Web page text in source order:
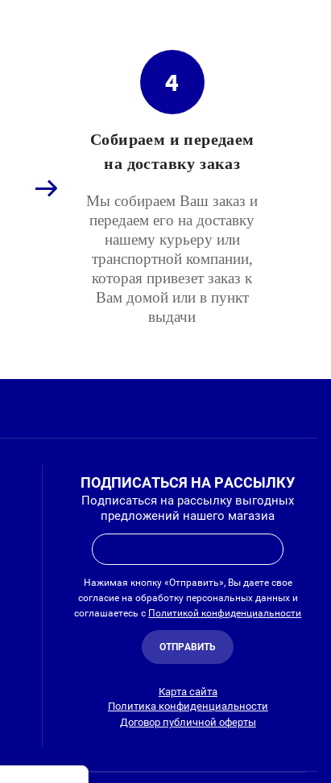
4
Собираем и передаем
на доставку заказ
Мы собираем Ваш заказ и
передаем его на доставку
нашему курьеру или
транспортной компании,
которая привезет заказ к
Вам домой или в пункт
выдачи
ПОДПИСАТЬСЯ НА РАССЫЛКУ
Подписаться на рассылку выгодных
предложений нашего магазиа
Нажимая кнопку «Отправить», Вы даете свое
согласие на обработку персональных данных и
соглашаетесь с Политикой конфиденциальности
ОТПРАВИТЬ
Карта сайта
Политика конфиденциальности
Договор публичной оферты